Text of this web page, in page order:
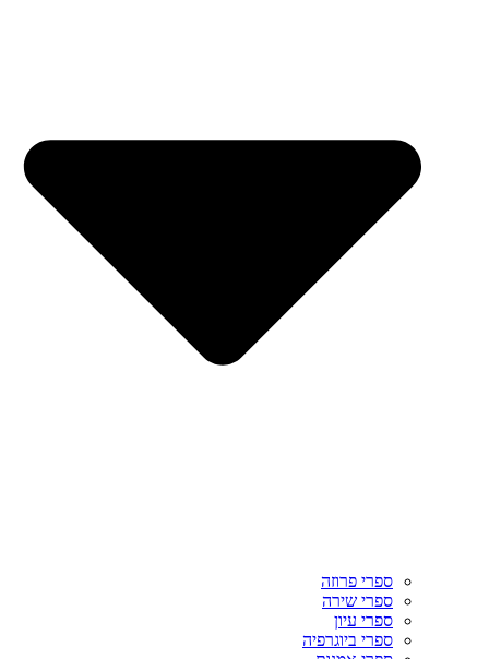
ספרי פרוזה
ספרי שירה
ספרי עיון
ספרי ביוגרפיה